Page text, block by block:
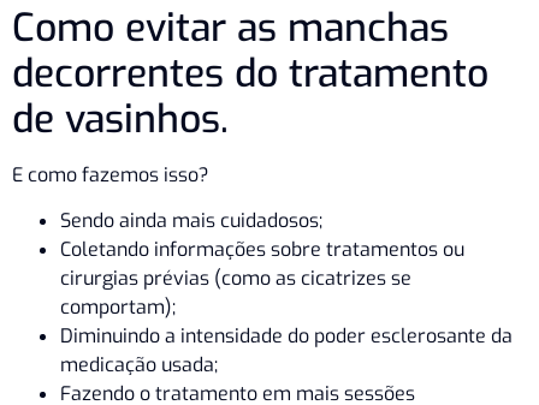
Como evitar as manchas
decorrentes do tratamento
de vasinhos.
E como fazemos isso?
Sendo ainda mais cuidadosos;
Coletando informações sobre tratamentos ou
cirurgias prévias (como as cicatrizes se
comportam);
Diminuindo a intensidade do poder esclerosante da
medicação usada;
Fazendo o tratamento em mais sessões